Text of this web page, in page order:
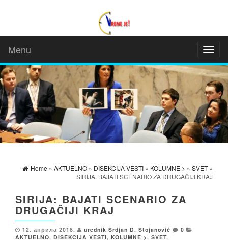
Menu
Home » AKTUELNO » DISEKCIJA VESTI » KOLUMNE > » SVET »
SIRIJA: BAJATI SCENARIO ZA DRUGAČIJI KRAJ
SIRIJA: BAJATI SCENARIO ZA
DRUGAČIJI KRAJ
12. априла 2018. urednik Srdjan D. Stojanović
0
AKTUELNO, DISEKCIJA VESTI, KOLUMNE > , SVET,